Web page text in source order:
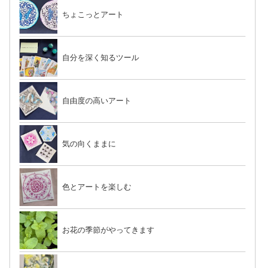
ちょこっとアート
自分を深く知るツール
自由度の高いアート
気の向くままに
色とアートを楽しむ
お花の季節がやってきます